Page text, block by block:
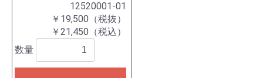
12520001-01
￥19,500（税抜）
￥21,450（税込）
数量